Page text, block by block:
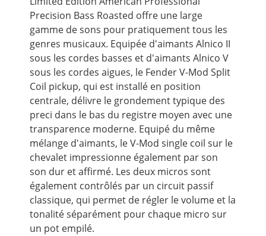
Precision Bass Roasted offre une large
gamme de sons pour pratiquement tous les
genres musicaux. Equipée d'aimants Alnico II
sous les cordes basses et d'aimants Alnico V
sous les cordes aigues, le Fender V-Mod Split
Coil pickup, qui est installé en position
centrale, délivre le grondement typique des
preci dans le bas du registre moyen avec une
transparence moderne. Equipé du même
mélange d'aimants, le V-Mod single coil sur le
chevalet impressionne également par son
son dur et affirmé. Les deux micros sont
également contrôlés par un circuit passif
classique, qui permet de régler le volume et la
tonalité séparément pour chaque micro sur
un pot empilé.